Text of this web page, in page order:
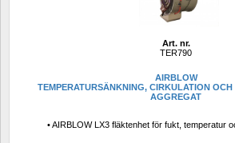
Art. nr.
TER790
AIRBLOW
TEMPERATURSÄNKNING, CIRKULATION
AGGREGAT
• AIRBLOW LX3 fläktenhet för fukt, temperatur